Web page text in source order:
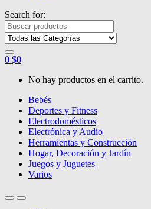
Search for:
0 $0
No hay productos en el carrito.
Bebés
Deportes y Fitness
Electrodomésticos
Electrónica y Audio
Herramientas y Construcción
Hogar, Decoración y Jardín
Juegos y Juguetes
Varios